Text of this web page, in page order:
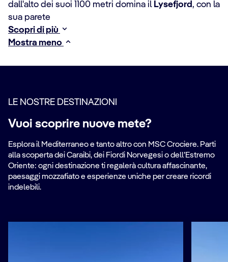
dall'alto dei suoi 1100 metri domina il Lysefjord, con la
sua parete
Scopri di più
Mostra meno
LE NOSTRE DESTINAZIONI
Vuoi scoprire nuove mete?
Esplora il Mediterraneo e tanto altro con MSC Crociere. Parti
alla scoperta dei Caraibi, dei Fiordi Norvegesi o dell’Estremo
Oriente: ogni destinazione ti regalerà cultura affascinante,
paesaggi mozzafiato e esperienze uniche per creare ricordi
indelebili.